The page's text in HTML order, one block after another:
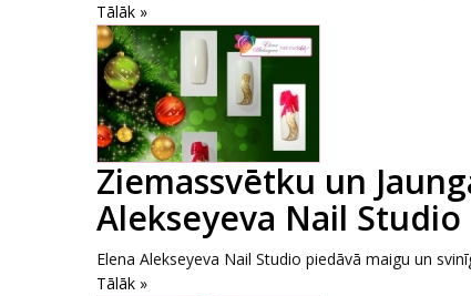
Tālāk »
Ziemassvētku un
Alekseyeva Nail Studio
Elena Alekseyeva Nail Studio piedāvā maigu un
Tālāk »